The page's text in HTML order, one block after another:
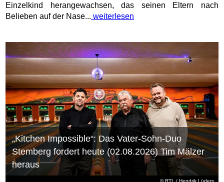
Einzelkind herangewachsen, das seinen Eltern nach
Belieben auf der Nase... weiterlesen
©RTL / Hendrik Lüders
„Kitchen Impossible“: Das Vater-Sohn-Duo
Stemberg fordert heute (02.08.2026) Tim Mälzer
heraus